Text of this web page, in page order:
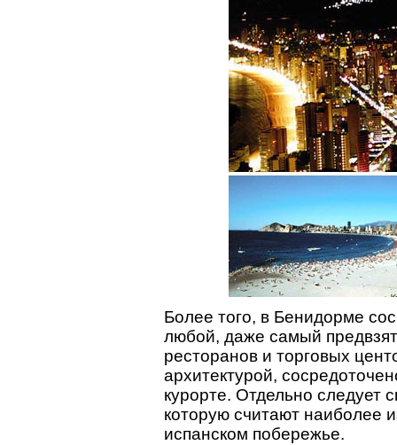
Более того, в Бенидорме
любой, даже самый
ресторанов и торговых
архитектурой,
курорте. Отдельно следует
которую считают наиболее
испанском побережье.